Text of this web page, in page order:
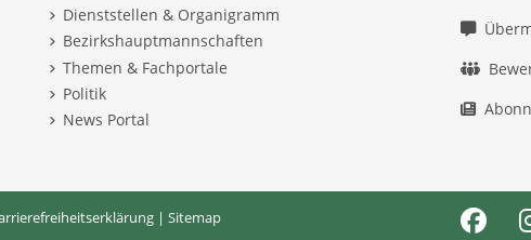
Dienststellen & Organigramm
Bezirkshauptmannschaften
Themen & Fachportale
Politik
News Portal
| Sitemap